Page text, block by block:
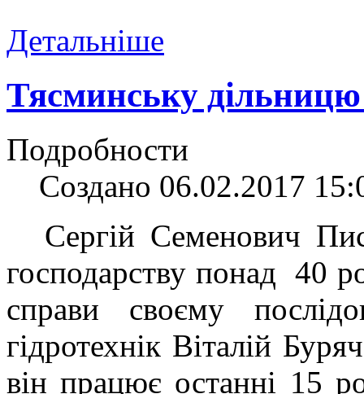
Детальніше
Тясминську
Подробности
Создано 06.02.2017
Сергій Семенович
господарству понад 40
справи своєму
гідротехнік Віталій
він працює останні 15